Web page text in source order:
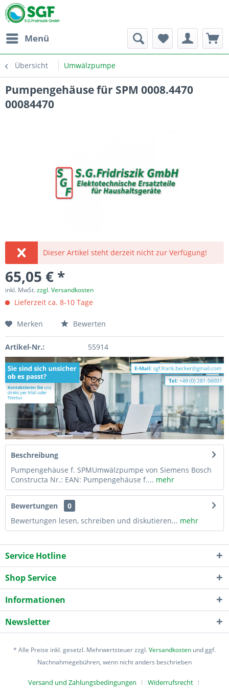
Menü
Übersicht Umwälzpumpe
Pumpengehäuse für SPM 0008.4470
00084470
Dieser Artikel steht derzeit nicht zur Verfügung!
65,05 € *
inkl. MwSt.zzgl. Versandkosten
Lieferzeit ca. 8-10 Tage
Merken Bewerten
Artikel-Nr.: 55914
Beschreibung
Pumpengehäuse f. SPMUmwälzpumpe von Siemens Bosch
Constructa Nr.: EAN: Pumpengehäuse f.... mehr
Bewertungen
0
Bewertungen lesen, schreiben und diskutieren... mehr
Service Hotline
Shop Service
Informationen
Newsletter
* Alle Preise inkl. gesetzl. Mehrwertsteuer zzgl.Versandkosten und ggf.
Nachnahmegebühren, wenn nicht anders beschrieben
Versand und Zahlungsbedingungen Widerrufsrecht